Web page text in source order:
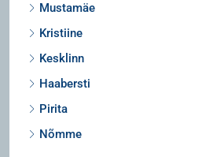
Mustamäe
Kristiine
Kesklinn
Haabersti
Pirita
Nõmme